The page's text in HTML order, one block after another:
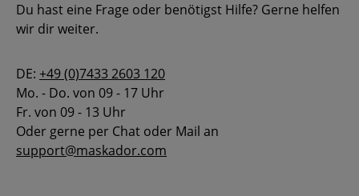
Du hast eine Frage oder benötigst Hilfe? Gerne helfen
wir dir weiter.
DE: +49 (0)7433 2603 120
Mo. - Do. von 09 - 17 Uhr
Fr. von 09 - 13 Uhr
Oder gerne per Chat oder Mail an
support@maskador.com